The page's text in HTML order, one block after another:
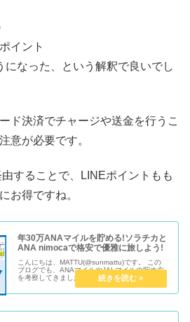
イント
になった、という解釈で良いでし
ド決済でチャージや送金を行うこ
意が必要です。
することで、LINEポイントもも
お得ですね。
年30万ANAマイルを貯める!ソラチカと
ANA nimocaで格安で優雅に旅しよう!
こんにちは、MATTU(@sunmattu)です。 この
ブログでも、ANAマイルやJALマイルの貯め方
を考察してきました。 このページでは、私が実
践している、ANAマイルを30万以上貯めるワザ
を伝授します。